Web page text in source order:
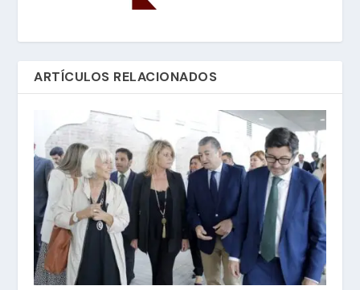
ARTÍCULOS RELACIONADOS